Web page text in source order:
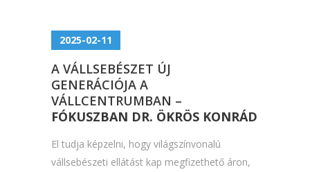
2025-02-11
A VÁLLSEBÉSZET ÚJ
GENERÁCIÓJA A
VÁLLCENTRUMBAN –
FÓKUSZBAN DR. ÖKRÖS KONRÁD
El tudja képzelni, hogy világszínvonalú
vállsebészeti ellátást kap megfizethető áron,